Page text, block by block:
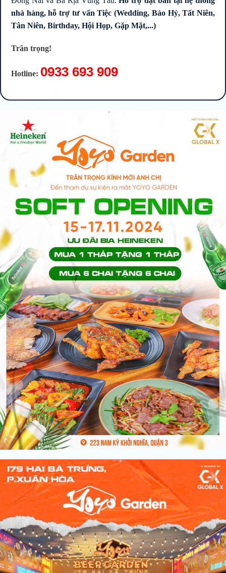
Giá: 2,2 Tỷ / Căn 2 PN
Vị trí: 50 Phan Văn Khỏe,..
Vị trí: 151 - 155 Bến Vân..
Giá: Liên hệ 0939 68 62 68
THE TRESOR BẾN..
Vị trí: 39 Bến Vân Đồn,..
Giá: Liên hệ 0939 68 62 68
MADISON THI SÁCH
Vị trí: 15 Thi Sách-P. Bến..
Giá: 9 tỷ/ căn 2PN
RICHSTAR TÂN PHÚ
Vị trí: 239-241-278 Hòa..
Giá: 1, 69 tỷ/căn 2PN
SAIGON ROYAL BẾN..
Giá: Liên hệ 0939 68 62 68
THE SUN AVENUE
Vị trí: 28 Đại lộ Mai Chí..
Giá: Liên hệ 0939 68 62 68
nhà hàng, hỗ trợ tư vấn Tiệc (Wedding, Báo Hỷ, Tất Niên,
Tân Niên, Birthday, Hội Họp, Gặp Mặt,...)
Trân trọng!
Hotline: 0933 693 909